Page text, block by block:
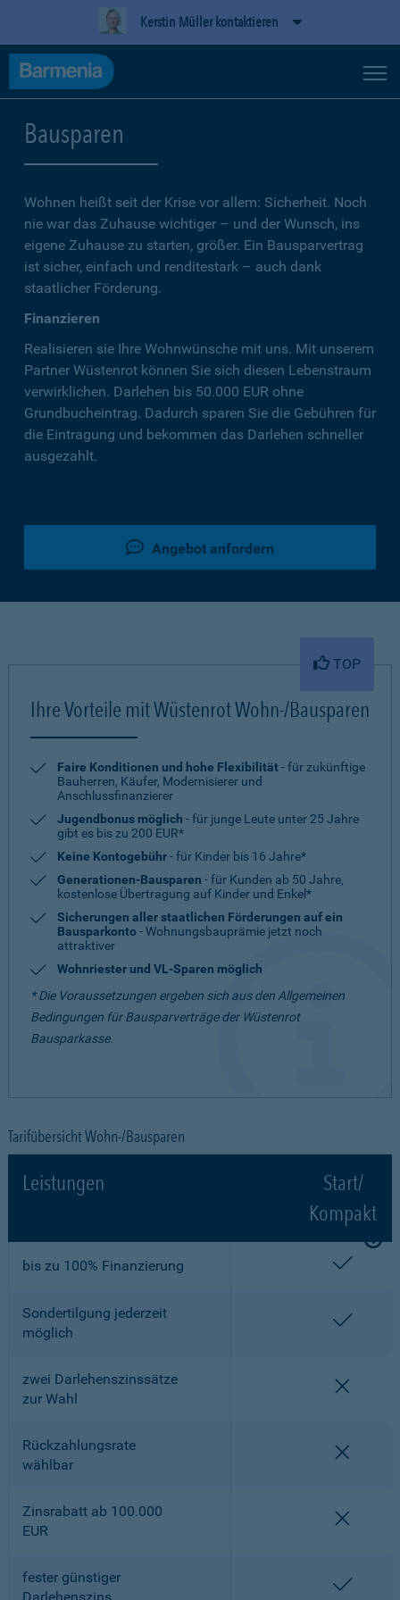
Kerstin Müller kontaktieren
Bausparen
Wohnen heißt seit der Krise vor allem: Sicherheit. Noch
nie war das Zuhause wichtiger – und der Wunsch, ins
eigene Zuhause zu starten, größer. Ein Bausparvertrag
ist sicher, einfach und renditestark – auch dank
staatlicher Förderung.
Finanzieren
Realisieren sie Ihre Wohnwünsche mit uns. Mit unserem
Partner Wüstenrot können Sie sich diesen Lebenstraum
verwirklichen. Darlehen bis 50.000 EUR ohne
Grundbucheintrag. Dadurch sparen Sie die Gebühren für
die Eintragung und bekommen das Darlehen schneller
ausgezahlt.
Angebot anfordern
TOP
Ihre Vorteile mit Wüstenrot Wohn-/Bausparen
Faire Konditionen und hohe Flexibilität- für zukünftige
Bauherren, Käufer, Modernisierer und
Anschlussfinanzierer
Jugendbonus möglich - für junge Leute unter 25 Jahre
gibt es bis zu 200 EUR*
Keine Kontogebühr- für Kinder bis 16 Jahre*
Generationen-Bausparen - für Kunden ab 50 Jahre,
kostenlose Übertragung auf Kinder und Enkel*
Sicherungen aller staatlichen Förderungen auf ein
Bausparkonto- Wohnungsbauprämie jetzt noch
attraktiver
Wohnriester und VL-Sparen möglich
* Die Voraussetzungen ergeben sich aus den Allgemeinen
Bedingungen für Bausparverträge der Wüstenrot
Bausparkasse.
Tarifübersicht Wohn-/Bausparen
Leistungen
Start/
Kompakt
bis zu 100% Finanzierung
Sondertilgung jederzeit
möglich
zwei Darlehenszinssätze
zur Wahl
Rückzahlungsrate
wählbar
Zinsrabatt ab 100.000
EUR
fester günstiger